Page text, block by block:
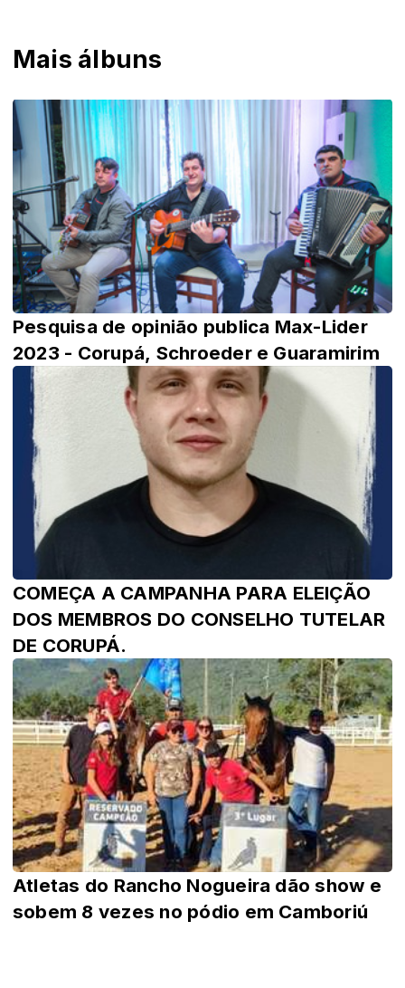
Mais álbuns
Pesquisa de opinião publica Max-Lider
2023 - Corupá, Schroeder e Guaramirim
COMEÇA A CAMPANHA PARA ELEIÇÃO
DOS MEMBROS DO CONSELHO TUTELAR
DE CORUPÁ.
Atletas do Rancho Nogueira dão show e
sobem 8 vezes no pódio em Camboriú